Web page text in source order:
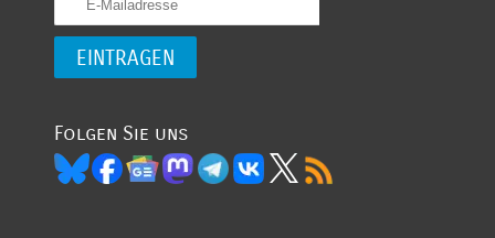
Folgen Sie uns